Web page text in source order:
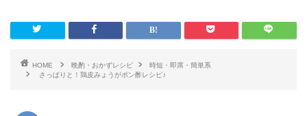
HOME 晩酌・おかずレシピ
時短・即席・簡単系
さっぱりと！鶏皮みょうがポン酢レシピ♪